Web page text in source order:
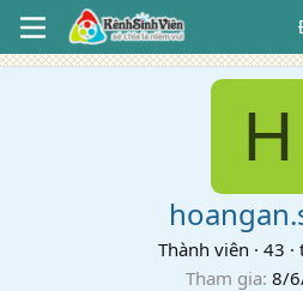
H
Thành viên · 43 ·
Tham gia 8/